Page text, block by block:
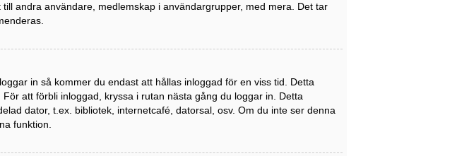
andra användare, medlemskap i användargrupper, med mera. Det tar
in så kommer du endast att hållas inloggad för en viss tid. Detta
att förbli inloggad, kryssa i rutan nästa gång du loggar in. Detta
dator, t.ex. bibliotek, internetcafé, datorsal, osv. Om du inte ser denna
funktion.